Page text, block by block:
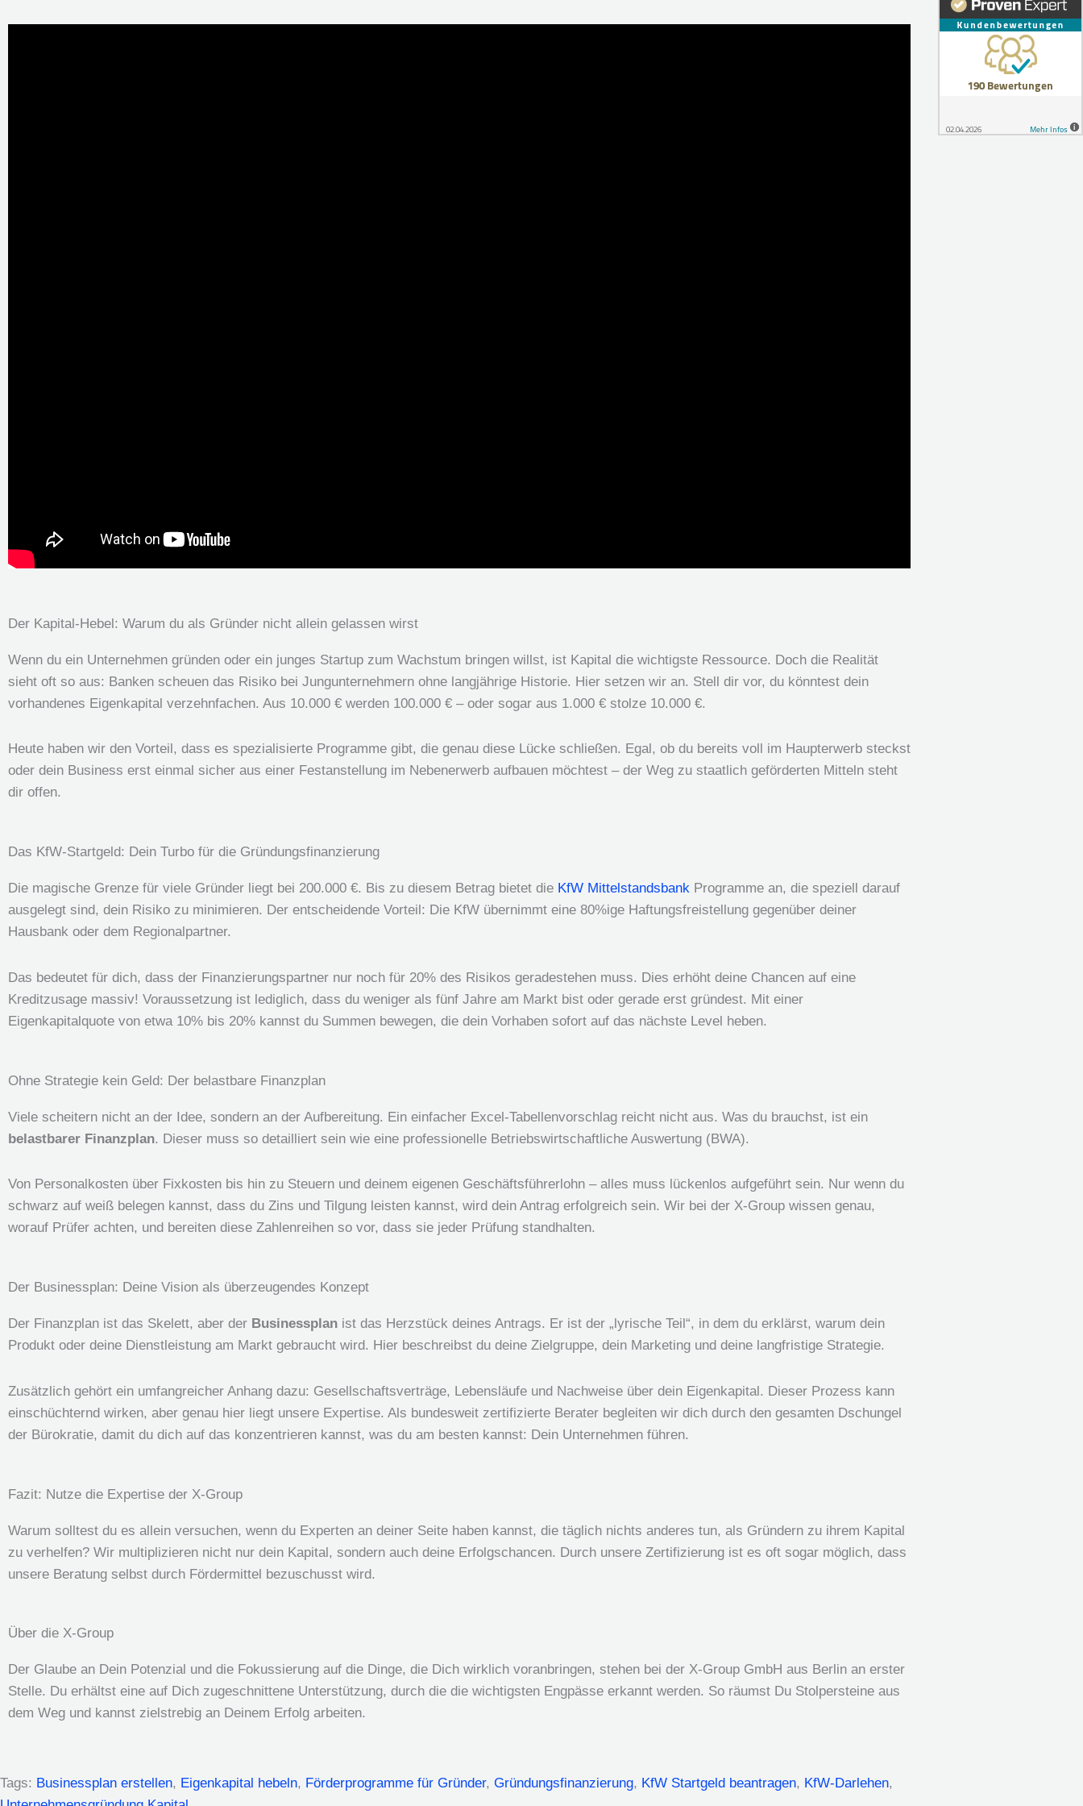
Der Kapital-Hebel: Warum du als Gründer nicht allein gelassen wirst
Wenn du ein Unternehmen gründen oder ein junges Startup zum Wachstum bringen willst, ist Kapital die wichtigste Ressource. Doch die Realität
sieht oft so aus: Banken scheuen das Risiko bei Jungunternehmern ohne langjährige Historie. Hier setzen wir an. Stell dir vor, du könntest dein
vorhandenes Eigenkapital verzehnfachen. Aus 10.000 € werden 100.000 € – oder sogar aus 1.000 € stolze 10.000 €.
Heute haben wir den Vorteil, dass es spezialisierte Programme gibt, die genau diese Lücke schließen. Egal, ob du bereits voll im Haupterwerb steckst
oder dein Business erst einmal sicher aus einer Festanstellung im Nebenerwerb aufbauen möchtest – der Weg zu staatlich geförderten Mitteln steht
dir offen.
Das KfW-Startgeld: Dein Turbo für die Gründungsfinanzierung
Die magische Grenze für viele Gründer liegt bei 200.000 €. Bis zu diesem Betrag bietet die KfW Mittelstandsbank Programme an, die speziell darauf
ausgelegt sind, dein Risiko zu minimieren. Der entscheidende Vorteil: Die KfW übernimmt eine 80%ige Haftungsfreistellung gegenüber deiner
Hausbank oder dem Regionalpartner.
Das bedeutet für dich, dass der Finanzierungspartner nur noch für 20% des Risikos geradestehen muss. Dies erhöht deine Chancen auf eine
Kreditzusage massiv! Voraussetzung ist lediglich, dass du weniger als fünf Jahre am Markt bist oder gerade erst gründest. Mit einer
Eigenkapitalquote von etwa 10% bis 20% kannst du Summen bewegen, die dein Vorhaben sofort auf das nächste Level heben.
Ohne Strategie kein Geld: Der belastbare Finanzplan
Viele scheitern nicht an der Idee, sondern an der Aufbereitung. Ein einfacher Excel-Tabellenvorschlag reicht nicht aus. Was du brauchst, ist ein
belastbarer Finanzplan. Dieser muss so detailliert sein wie eine professionelle Betriebswirtschaftliche Auswertung (BWA).
Von Personalkosten über Fixkosten bis hin zu Steuern und deinem eigenen Geschäftsführerlohn – alles muss lückenlos aufgeführt sein. Nur wenn du
schwarz auf weiß belegen kannst, dass du Zins und Tilgung leisten kannst, wird dein Antrag erfolgreich sein. Wir bei der X-Group wissen genau,
worauf Prüfer achten, und bereiten diese Zahlenreihen so vor, dass sie jeder Prüfung standhalten.
Der Businessplan: Deine Vision als überzeugendes Konzept
Der Finanzplan ist das Skelett, aber der Businessplan ist das Herzstück deines Antrags. Er ist der „lyrische Teil“, in dem du erklärst, warum dein
Produkt oder deine Dienstleistung am Markt gebraucht wird. Hier beschreibst du deine Zielgruppe, dein Marketing und deine langfristige Strategie.
Zusätzlich gehört ein umfangreicher Anhang dazu: Gesellschaftsverträge, Lebensläufe und Nachweise über dein Eigenkapital. Dieser Prozess kann
einschüchternd wirken, aber genau hier liegt unsere Expertise. Als bundesweit zertifizierte Berater begleiten wir dich durch den gesamten Dschungel
der Bürokratie, damit du dich auf das konzentrieren kannst, was du am besten kannst: Dein Unternehmen führen.
Fazit: Nutze die Expertise der X-Group
Warum solltest du es allein versuchen, wenn du Experten an deiner Seite haben kannst, die täglich nichts anderes tun, als Gründern zu ihrem Kapital
zu verhelfen? Wir multiplizieren nicht nur dein Kapital, sondern auch deine Erfolgschancen. Durch unsere Zertifizierung ist es oft sogar möglich, dass
unsere Beratung selbst durch Fördermittel bezuschusst wird.
Über die X-Group
Der Glaube an Dein Potenzial und die Fokussierung auf die Dinge, die Dich wirklich voranbringen, stehen bei der X-Group GmbH aus Berlin an erster
Stelle. Du erhältst eine auf Dich zugeschnittene Unterstützung, durch die die wichtigsten Engpässe erkannt werden. So räumst Du Stolpersteine aus
dem Weg und kannst zielstrebig an Deinem Erfolg arbeiten.
Tags: Businessplan erstellen, Eigenkapital hebeln, Förderprogramme für Gründer, Gründungsfinanzierung, KfW Startgeld beantragen, KfW-Darlehen,